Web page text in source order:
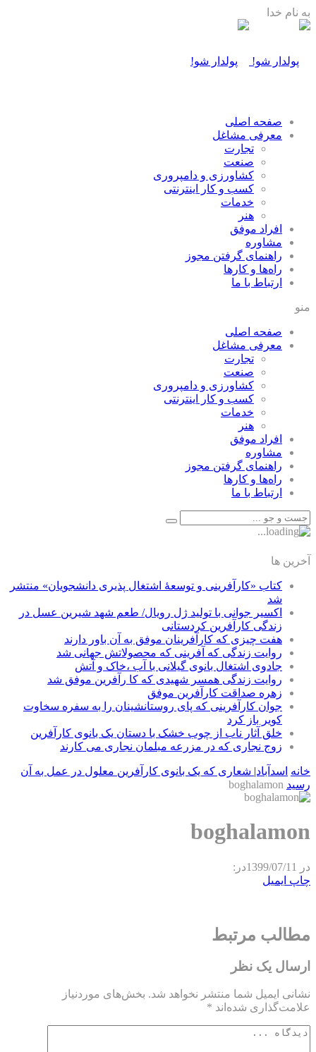
به نام خدا
صفحه اصلی
معرفی مشاغل
تجارت
صنعت
كشاورزی و دامپروری
كسب و كار اينترنتی
خدمات
هنر
افراد موفق
مشاوره
راهنمای گرفتن مجوز
راه‌ها و كارها
ارتباط با ما
منو
صفحه اصلی
معرفی مشاغل
تجارت
صنعت
كشاورزی و دامپروری
كسب و كار اينترنتی
خدمات
هنر
افراد موفق
مشاوره
راهنمای گرفتن مجوز
راه‌ها و كارها
ارتباط با ما
آخرین ها
کتاب «کارآفرینی و توسعۀ اشتغال پذیری دانشجویان» منتشر
شد
اکسیر جوانی با تولید ژل رویال/ طعم شهد شیرین عسل‌ در
زندگی کارآفرین کردستانی
هفت چیزی که کارآفرینان موفق به آن باور دارند
روایت زندگی که آفرینی که محصولاتش جهانی شد
جادوی اشتغال بانوی گیلانی با آب ،خاک و آتش
روایت زندگی همسر شهیدی که کا رآفرین موفق شد
زهره صداقت کارآفرین موفق
جوان کارآفرینی که پای روستانشینان را به سفره سخاوت
کویر باز کرد
خلق آثار ناب از چوب خشک با دستان یک بانوی کارآفرین
زوج نجاری که در مزرعه مبلمان نجاری می کارند
خانه اسدآباد| شعاری که یک بانوی کارآفرین معلول در عمل به آن
رسید boghalamon
boghalamon
در 1399/07/11در:
چاپ ایمیل
مطالب مرتبط
ارسال یک نظر
نشانی ایمیل شما منتشر نخواهد شد. بخش‌های موردنیاز
علامت‌گذاری شده‌اند *